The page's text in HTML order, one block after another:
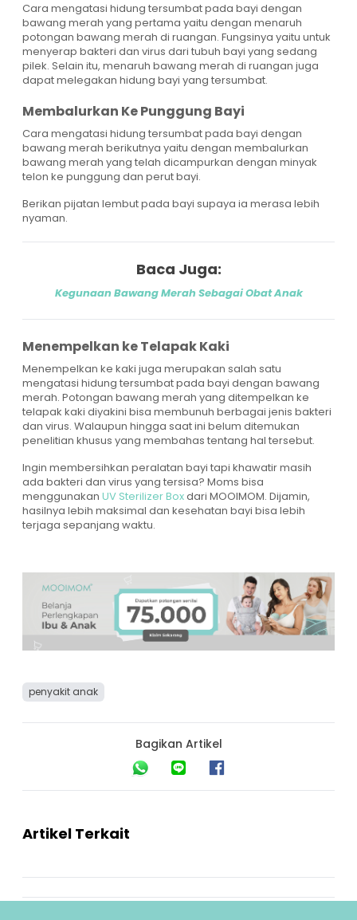
Cara mengatasi hidung tersumbat pada bayi dengan
bawang merah yang pertama yaitu dengan menaruh
potongan bawang merah di ruangan. Fungsinya yaitu untuk
menyerap bakteri dan virus dari tubuh bayi yang sedang
pilek. Selain itu, menaruh bawang merah di ruangan juga
dapat melegakan hidung bayi yang tersumbat.
Membalurkan Ke Punggung Bayi
Cara mengatasi hidung tersumbat pada bayi dengan
bawang merah berikutnya yaitu dengan membalurkan
bawang merah yang telah dicampurkan dengan minyak
telon ke punggung dan perut bayi.
Berikan pijatan lembut pada bayi supaya ia merasa lebih
nyaman.
Baca Juga:
Kegunaan Bawang Merah Sebagai Obat Anak
Menempelkan ke Telapak Kaki
Menempelkan ke kaki juga merupakan salah satu
mengatasi hidung tersumbat pada bayi dengan bawang
merah. Potongan bawang merah yang ditempelkan ke
telapak kaki diyakini bisa membunuh berbagai jenis bakteri
dan virus. Walaupun hingga saat ini belum ditemukan
penelitian khusus yang membahas tentang hal tersebut.
Ingin membersihkan peralatan bayi tapi khawatir masih
ada bakteri dan virus yang tersisa? Moms bisa
menggunakan UV Sterilizer Boxdari MOOIMOM. Dijamin,
hasilnya lebih maksimal dan kesehatan bayi bisa lebih
terjaga sepanjang waktu.
penyakit anak
Bagikan Artikel
Artikel Terkait